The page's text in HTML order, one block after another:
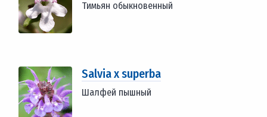
Тимьян обыкновенный
Salvia x superba
Шалфей пышный